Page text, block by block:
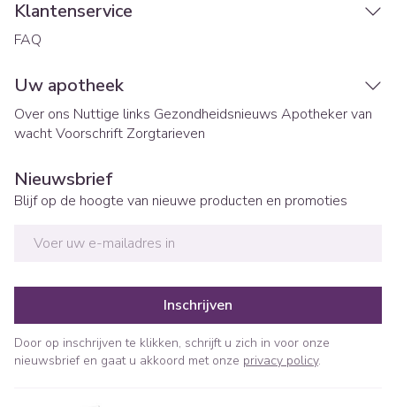
Klantenservice
FAQ
Uw apotheek
Over ons Nuttige links Gezondheidsnieuws Apotheker van
wachtVoorschrift Zorgtarieven
Nieuwsbrief
Blijf op de hoogte van nieuwe producten en promoties
Inschrijven
Door op inschrijven te klikken, schrijft u zich in voor onze
nieuwsbrief en gaat u akkoord met onze privacy policy.